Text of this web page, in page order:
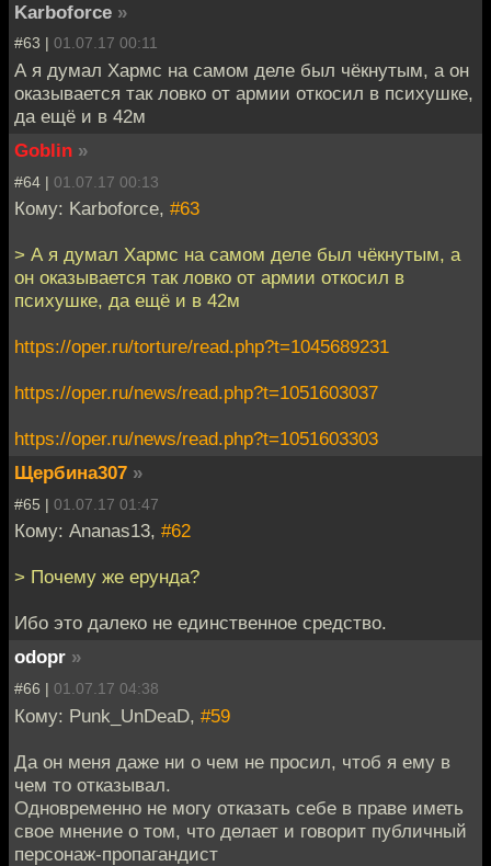
Karboforce »
#63 | 01.07.17 00:11
А я думал Хармс на самом деле был чёкнутым, а он
оказывается так ловко от армии откосил в психушке,
да ещё и в 42м
Goblin »
#64 | 01.07.17 00:13
Кому: Karboforce, #63
> А я думал Хармс на самом деле был чёкнутым, а
он оказывается так ловко от армии откосил в
психушке, да ещё и в 42м
https://oper.ru/torture/read.php?t=1045689231
https://oper.ru/news/read.php?t=1051603037
https://oper.ru/news/read.php?t=1051603303
Щербина307 »
#65 | 01.07.17 01:47
Кому: Ananas13, #62
> Почему же ерунда?
Ибо это далеко не единственное средство.
odopr »
#66 | 01.07.17 04:38
Кому: Punk_UnDeaD, #59
Да он меня даже ни о чем не просил, чтоб я ему в
чем то отказывал.
Одновременно не могу отказать себе в праве иметь
свое мнение о том, что делает и говорит публичный
персонаж-пропагандист